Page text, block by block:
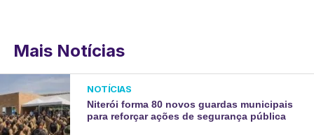
Mais Notícias
NOTÍCIAS
Niterói forma 80 novos guardas municipais
para reforçar ações de segurança pública